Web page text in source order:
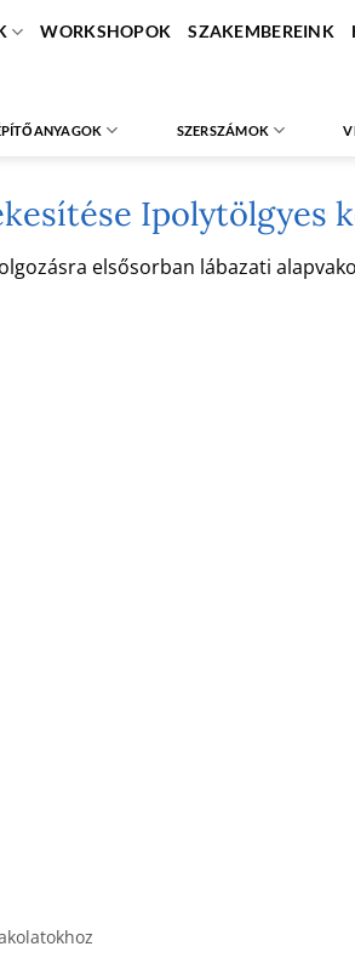
WORKSHOPOK SZAKEMBEREINK
SZERSZÁMOK
Ipolytölgyes
elsősorban lábazati